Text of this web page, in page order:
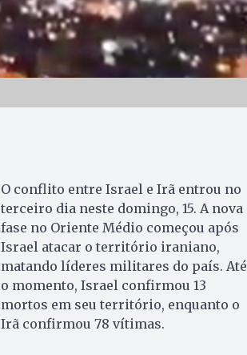
O conflito entre Israel e Irã entrou no
terceiro dia neste domingo, 15. A nova
fase no Oriente Médio começou após
Israel atacar o território iraniano,
matando líderes militares do país. Até
o momento, Israel confirmou 13
mortos em seu território, enquanto o
Irã confirmou 78 vítimas.